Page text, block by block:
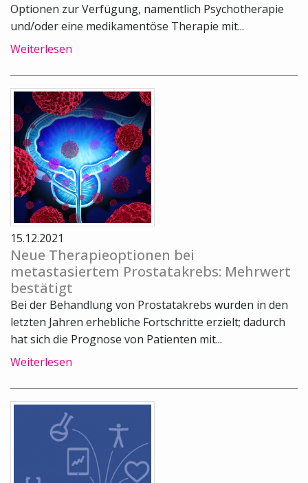
Optionen zur Verfügung, namentlich Psychotherapie
und/oder eine medikamentöse Therapie mit...
Weiterlesen
15.12.2021
Neue Therapieoptionen bei
metastasiertem Prostatakrebs: Mehrwert
bestätigt
Bei der Behandlung von Prostatakrebs wurden in den
letzten Jahren erhebliche Fortschritte erzielt; dadurch
hat sich die Prognose von Patienten mit...
Weiterlesen